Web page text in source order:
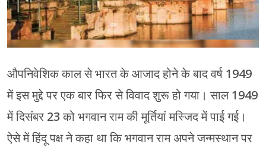
औपनिवेशिक काल से भारत के आजाद होने के बाद वर्ष 1949
में इस मुद्दे पर एक बार फिर से विवाद शुरू हो गया। साल 1949
में दिसंबर 23 को भगवान राम की मूर्तियां मस्जिद में पाई गई।
ऐसे में हिंदू पक्ष ने कहा था कि भगवान राम अपने जन्मस्थान पर